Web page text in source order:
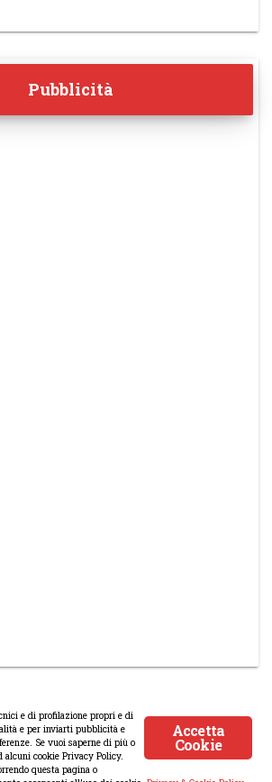
Pubblicità
Scenaripolitici.com - Tutti i diritti riservati.
daAtlanticmoon.com
Accetta
Cookie
e di profilazione propri e di
e per inviarti pubblicità e
Se vuoi saperne di più o
alcuni cookie Privacy Policy.
questa pagina o